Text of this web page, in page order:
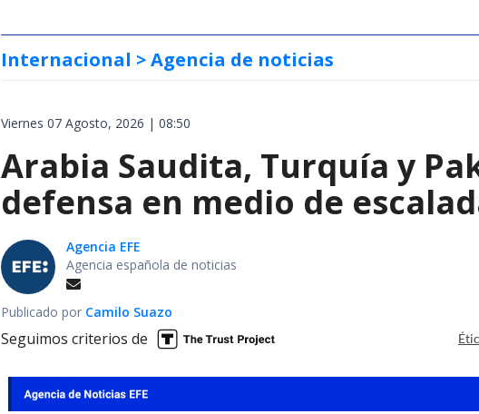
Internacional > Agencia de noticias
Viernes 07 Agosto, 2026 | 08:50
Arabia Saudita, Turquía y
defensa en medio de
Agencia EFE
Agencia española de noticias
Publicado por Camilo Suazo
Seguimos criterios de